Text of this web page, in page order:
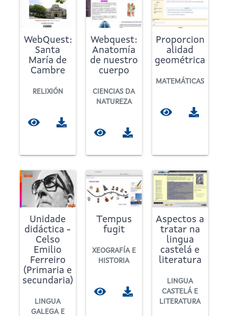
WebQuest:
Santa
María de
Cambre
RELIXIÓN
Webquest:
Anatomía
de nuestro
cuerpo
CIENCIAS DA
NATUREZA
Proporcion
alidad
geométrica
MATEMÁTICAS
Unidade
didáctica -
Celso
Emilio
Ferreiro
(Primaria e
secundaria)
LINGUA
GALEGA E
Tempus
fugit
XEOGRAFÍA E
HISTORIA
Aspectos a
tratar na
lingua
castelá e
literatura
LINGUA
CASTELÁ E
LITERATURA